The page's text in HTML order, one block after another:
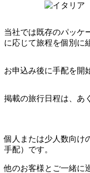
当社では既存のパッケ
に応じて旅程を個別に
お申込み後に手配を開
掲載の旅行日程は、あ
個人または少人数向け
手配）です。
他のお客様とご一緒に